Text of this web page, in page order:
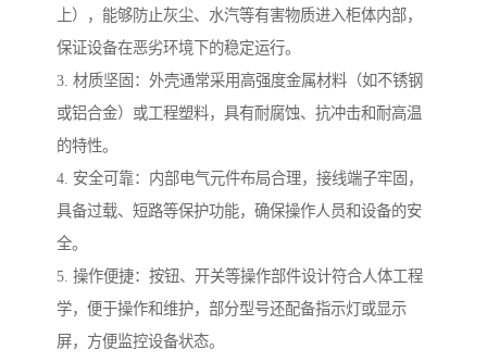
上），能够防止灰尘、水汽等有害物质进入柜体内部，
保证设备在恶劣环境下的稳定运行。
3. 材质坚固：外壳通常采用高强度金属材料（如不锈钢
或铝合金）或工程塑料，具有耐腐蚀、抗冲击和耐高温
的特性。
4. 安全可靠：内部电气元件布局合理，接线端子牢固，
具备过载、短路等保护功能，确保操作人员和设备的安
全。
5. 操作便捷：按钮、开关等操作部件设计符合人体工程
学，便于操作和维护，部分型号还配备指示灯或显示
屏，方便监控设备状态。